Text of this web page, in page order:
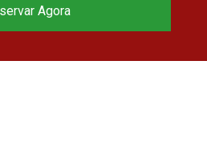
agora, com
Agora